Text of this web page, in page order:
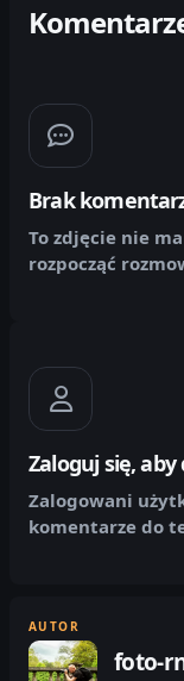
Brak
To zdjęcie nie
rozpocząć
Zaloguj się,
Zalogowani
komentarze do
AUTOR
foto-